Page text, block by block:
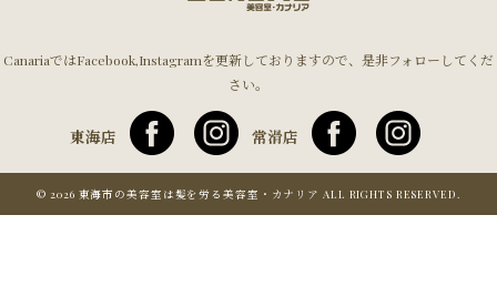
CanariaではFacebook,Instagramを更新しておりますので、是非フォローしてくだ
さい。
東海店 常滑店
© 2026 東海市の美容室は髪を労る美容室・カナリア ALL RIGHTS RESERVED.